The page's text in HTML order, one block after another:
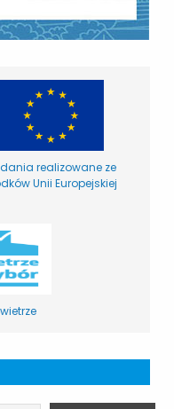
realizowane ze
Unii Europejskiej